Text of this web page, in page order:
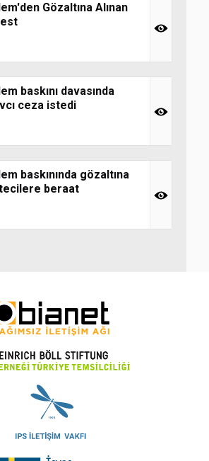
Gözaltına Alınan
baskını davasında
ceza istedi
baskınında gözaltına
beraat